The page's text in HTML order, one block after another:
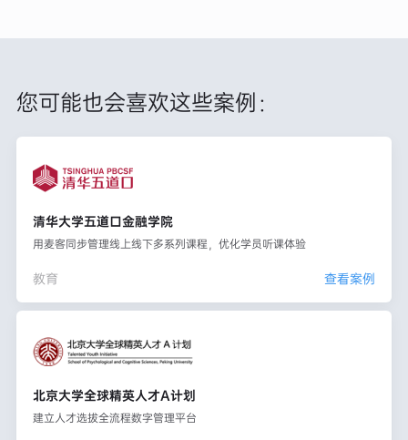
您可能也会喜欢这些案例：
清华大学五道口金融学院
用麦客同步管理线上线下多系列课程，优化学员听课体验
教育 查看案例
北京大学全球精英人才A计划
建立人才选拔全流程数字管理平台